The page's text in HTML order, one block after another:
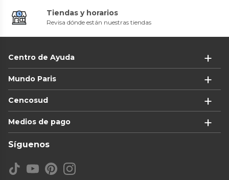
Tiendas y horarios
Revisa dónde están nuestras tiendas
Centro de Ayuda
Mundo Paris
Cencosud
Medios de pago
Síguenos